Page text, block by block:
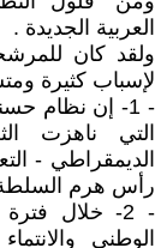
العربية الجديدة .
ولقد كان
لإسباب كثيرة
- 1- إن نظام
التي ناهزت
الديمقراطي -
رأس هرم السلطة
- 2- خلال
الوطني